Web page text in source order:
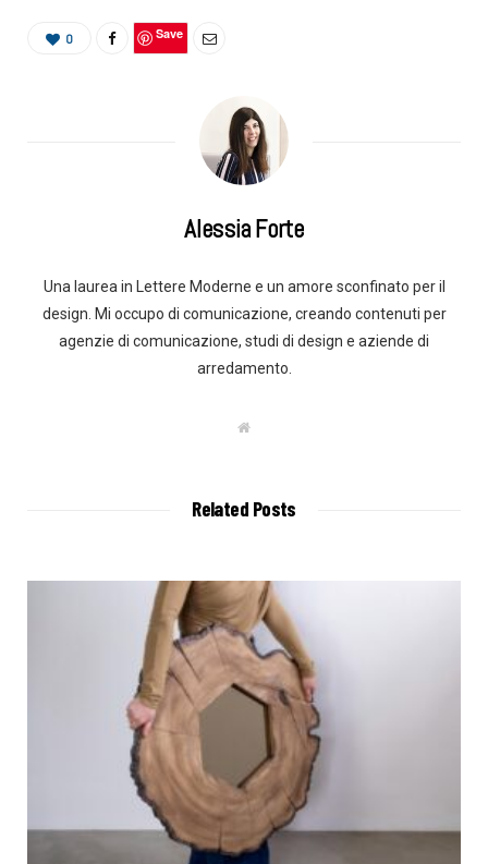
0 Save
Alessia Forte
Una laurea in Lettere Moderne e un amore sconfinato per il
design. Mi occupo di comunicazione, creando contenuti per
agenzie di comunicazione, studi di design e aziende di
arredamento.
W
Related Posts